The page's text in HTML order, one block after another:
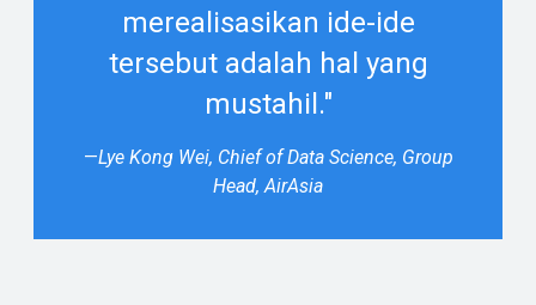
merealisasikan ide-ide
tersebut adalah hal yang
mustahil."
—Lye Kong Wei, Chief of Data Science, Group
Head, AirAsia